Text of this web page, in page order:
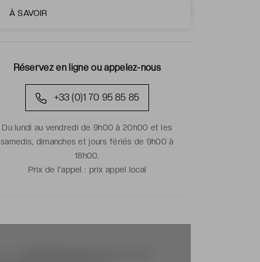
À SAVOIR
Réservez en ligne ou appelez-nous
+33 (0)1 70 95 85 85
Du lundi au vendredi de 9h00 à 20h00 et les
samedis, dimanches et jours fériés de 9h00 à
18h00.
Prix de l'appel : prix appel local